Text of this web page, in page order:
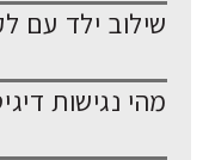
שילוב ילד עם
מהי נגישות